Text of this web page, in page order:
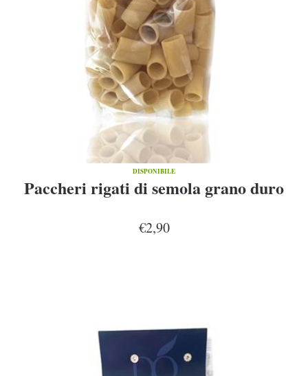
DISPONIBILE
Paccheri rigati di semola grano duro
€2,90